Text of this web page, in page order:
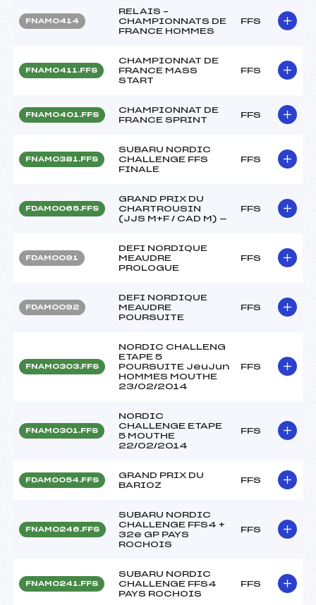
FNAM0414
RELAIS –
CHAMPIONNATS DE
FRANCE HOMMES
FFS
FNAM0411.FFS
CHAMPIONNAT DE
FRANCE MASS
START
FFS
FNAM0401.FFS
CHAMPIONNAT DE
FRANCE SPRINT
FFS
FNAM0381.FFS
SUBARU NORDIC
CHALLENGE FFS
FINALE
FFS
FDAM0065.FFS
GRAND PRIX DU
CHARTROUSIN
(JJS M+F / CAD M) —
FFS
FDAM0091
DEFI NORDIQUE
MEAUDRE
PROLOGUE
FFS
FDAM0092
DEFI NORDIQUE
MEAUDRE
POURSUITE
FFS
FNAM0303.FFS
NORDIC CHALLENG
ETAPE 5
POURSUITE JeuJun
HOMMES MOUTHE
23/02/2014
FFS
FNAM0301.FFS
NORDIC
CHALLENGE ETAPE
5 MOUTHE
22/02/2014
FFS
FDAM0054.FFS
GRAND PRIX DU
BARIOZ
FFS
FNAM0246.FFS
SUBARU NORDIC
CHALLENGE FFS4 +
32e GP PAYS
ROCHOIS
FFS
FNAM0241.FFS
SUBARU NORDIC
CHALLENGE FFS4
PAYS ROCHOIS
FFS